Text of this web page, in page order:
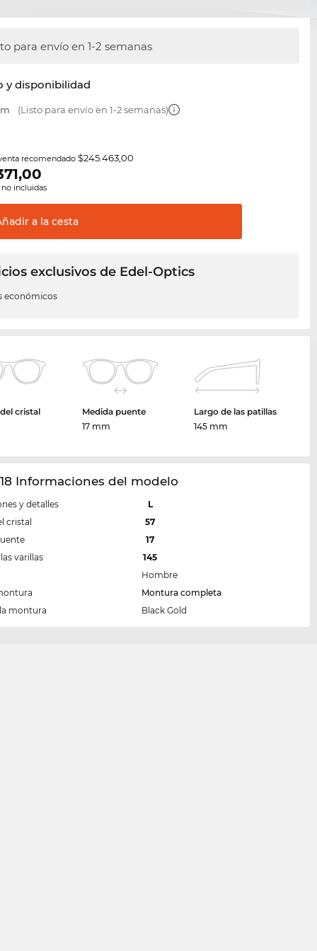
para envío en 1-2 semanas
y disponibilidad
(Listo para envío en 1-2 semanas)
recomendado$245.463,00
no incluidas
a la cesta
exclusivos de Edel-Optics
económicos
cristal
Medida puente
17 mm
Largo de las patillas
145 mm
Informaciones del modelo
y detalles
L
cristal
57
17
varillas
145
Hombre
Montura completa
montura
Black Gold